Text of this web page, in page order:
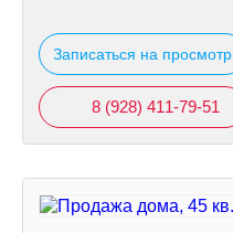
Записаться на просмотр
8 (928) 411-79-51